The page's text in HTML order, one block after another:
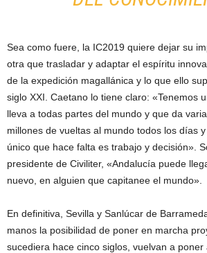
Sea como fuere, la IC2019 quiere dejar su
otra que trasladar y adaptar el espíritu
de la expedición magallánica y lo que ello
siglo XXI. Caetano lo tiene claro: «Tenemos
lleva a todas partes del mundo y que da
millones de vueltas al mundo todos los días
único que hace falta es trabajo y decisión».
presidente de Civiliter, «Andalucía puede
nuevo, en alguien que capitanee el mundo».
En definitiva, Sevilla y Sanlúcar de
manos la posibilidad de poner en marcha
sucediera hace cinco siglos, vuelvan a